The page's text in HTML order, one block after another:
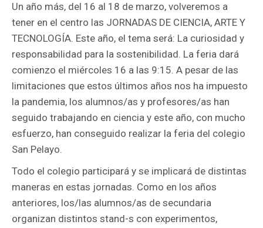
Un año más, del 16 al 18 de marzo, volveremos a
tener en el centro las JORNADAS DE CIENCIA, ARTE Y
TECNOLOGÍA. Este año, el tema será: La curiosidad y
responsabilidad para la sostenibilidad. La feria dará
comienzo el miércoles 16 a las 9:15. A pesar de las
limitaciones que estos últimos años nos ha impuesto
la pandemia, los alumnos/as y profesores/as han
seguido trabajando en ciencia y este año, con mucho
esfuerzo, han conseguido realizar la feria del colegio
San Pelayo.
Todo el colegio participará y se implicará de distintas
maneras en estas jornadas. Como en los años
anteriores, los/las alumnos/as de secundaria
organizan distintos stand-s con experimentos,